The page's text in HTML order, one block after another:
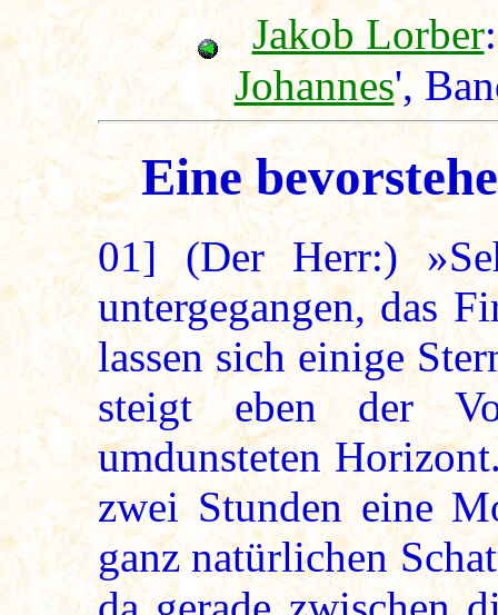
Jakob Lorber
Johannes',
Eine
01] (Der Herr:)
untergegangen, das
lassen sich einige
steigt eben der
umdunsteten
zwei Stunden eine
ganz natürlichen